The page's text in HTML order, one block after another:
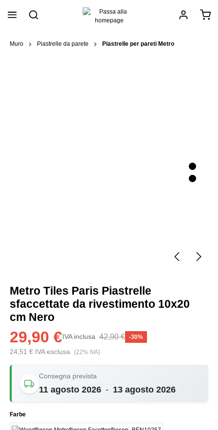
principale
Muro Piastrelle da parete Piastrelle per pareti Metro
Metro Tiles Paris Piastrelle
sfaccettate da rivestimento 10x20
cm Nero
29,90 € IVA inclusa 42,90 € -30%
24,51 € IVA esclusa (22% IVA)
Consegna prevista
11 agosto 2026 - 13 agosto 2026
Seleziona
Farbe